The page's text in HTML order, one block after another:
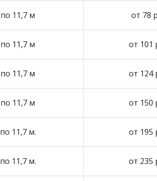
по 11,7 м от 78
по 11,7 м от 101
по 11,7 м от 124
по 11,7 м от 150
по 11,7 м. от 195
по 11,7 м. от 235